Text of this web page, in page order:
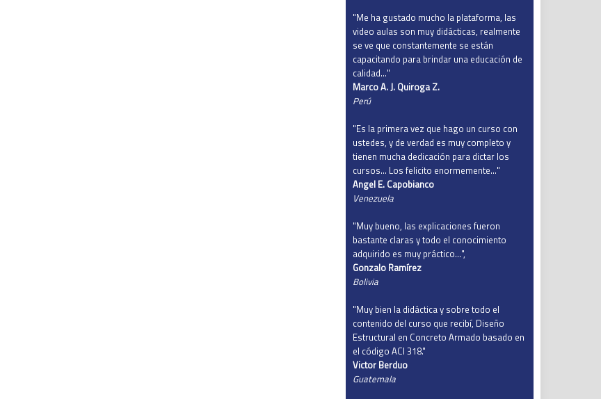
"Me ha gustado mucho la plataforma, las
video aulas son muy didácticas, realmente
se ve que constantemente se están
capacitando para brindar una educación de
calidad…"
Marco A. J. Quiroga Z.
Perú
"Es la primera vez que hago un curso con
ustedes, y de verdad es muy completo y
tienen mucha dedicación para dictar los
cursos... Los felicito enormemente…"
Angel E. Capobianco
Venezuela
"Muy bueno, las explicaciones fueron
bastante claras y todo el conocimiento
adquirido es muy práctico…",
Gonzalo Ramírez
Bolivia
"Muy bien la didáctica y sobre todo el
contenido del curso que recibí, Diseño
Estructural en Concreto Armado basado en
el código ACI 318."
Victor Berduo
Guatemala